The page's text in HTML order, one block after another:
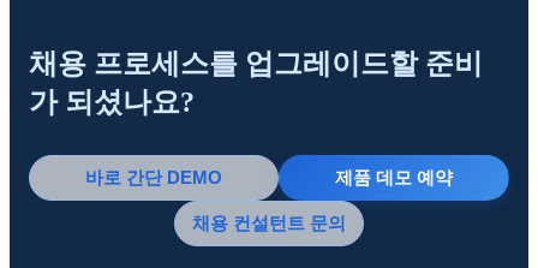
채용 프로세스를 업그레이드할 준비
가 되셨나요?
바로 간단 DEMO 제품 데모 예약
채용 컨설턴트 문의